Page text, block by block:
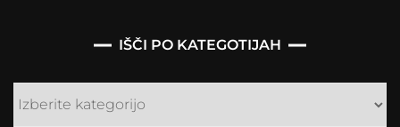
IŠČI PO KATEGOTIJAH